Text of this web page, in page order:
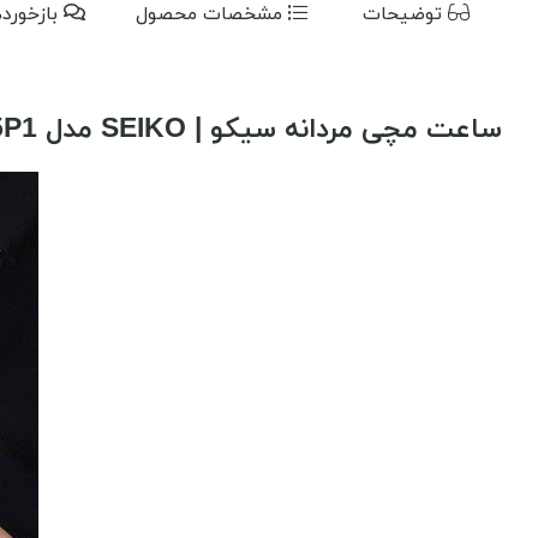
توضیحات مشخصات محصول
ساعت مچی مردانه سیکو | SEIKO مدل SSB265P1